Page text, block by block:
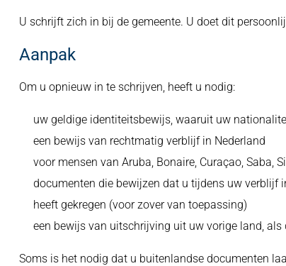
U schrijft zich in bij de gemeente. U doet dit
Aanpak
Om u opnieuw in te schrijven, heeft u nodig:
uw geldige identiteitsbewijs, waaruit uw
een bewijs van rechtmatig verblijf in Nederland
voor mensen van Aruba, Bonaire, Curaçao, Saba,
documenten die bewijzen dat u tijdens uw verblijf
heeft gekregen (voor zover van toepassing)
een bewijs van uitschrijving uit uw vorige land, als
Soms is het nodig dat u buitenlandse documenten